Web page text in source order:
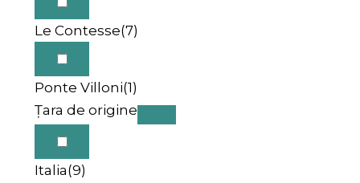
Le Contesse(7)
Ponte Villoni(1)
Țara de origine
Italia(9)